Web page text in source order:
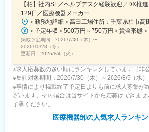
【柏】社内SE／ヘルプデスク経験歓迎／DX推
129日／医療機器メーカー
掲載予定期間： 2026/7/30（木） 〜
2026/10/28（水）
更新日： 2026/8/4（火）
※求人応募数の多い順にランキングしています（非
※集計対象期間：2026/7/30（木）～2026/8/5（水）
※事情により掲載終了予定日よりも前に求人募集が
ざいます。その場合は当サイトから応募はできま
了承ください。
医療機器卸の人気求人ランキ